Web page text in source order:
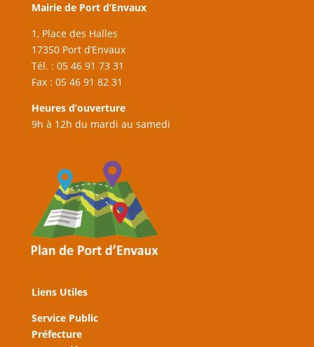
Mairie de Port d’Envaux
1, Place des Halles
17350 Port d’Envaux
Tél. : 05 46 91 73 31
Fax : 05 46 91 82 31
Heures d’ouverture
9h à 12h du mardi au samedi
Liens Utiles
Service Public
Préfecture